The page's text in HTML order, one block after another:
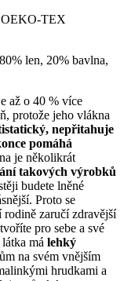
OEKO-TEX
len, 20% bavlna,
až o 40 % více
protože jeho vlákna
nepřitahuje
pomáhá
je několikrát
takových výrobků
budete lněné
Proto se
rodině zaručí zdravější
pro sebe a své
má lehký
na svém vnějším
hrudkami a